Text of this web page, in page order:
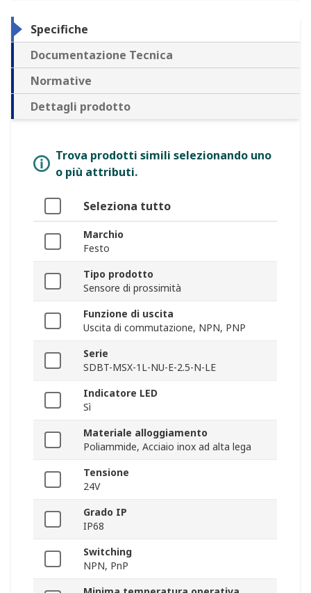
Specifiche
Documentazione Tecnica
Normative
Dettagli prodotto
Trova prodotti simili selezionando uno
o più attributi.
Seleziona tutto
Marchio
Festo
Tipo prodotto
Sensore di prossimità
Funzione di uscita
Uscita di commutazione, NPN, PNP
Serie
SDBT-MSX-1L-NU-E-2.5-N-LE
Indicatore LED
Sì
Materiale alloggiamento
Poliammide, Acciaio inox ad alta lega
Tensione
24V
Grado IP
IP68
Switching
NPN, PnP